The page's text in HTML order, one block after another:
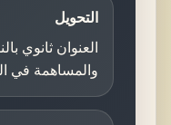
التحويل
العنوان ثانوي
والمساهمة في